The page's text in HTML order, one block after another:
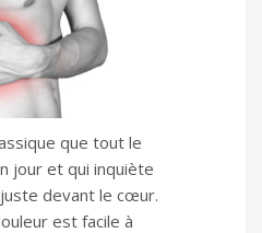
que tout le
jour et qui inquiète
devant le cœur.
est facile à